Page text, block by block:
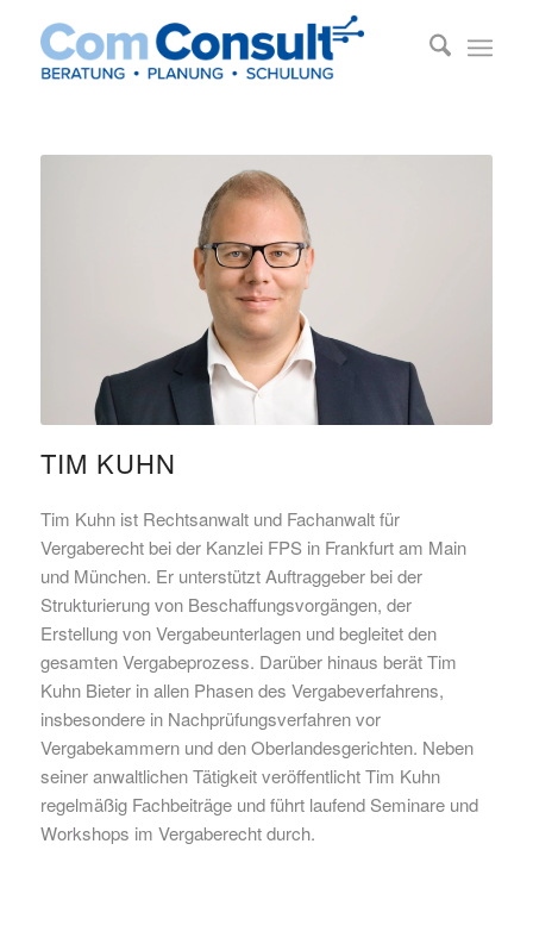
TIM KUHN
Tim Kuhn ist Rechtsanwalt und Fachanwalt für
Vergaberecht bei der Kanzlei FPS in Frankfurt am Main
und München. Er unterstützt Auftraggeber bei der
Strukturierung von Beschaffungsvorgängen, der
Erstellung von Vergabeunterlagen und begleitet den
gesamten Vergabeprozess. Darüber hinaus berät Tim
Kuhn Bieter in allen Phasen des Vergabeverfahrens,
insbesondere in Nachprüfungsverfahren vor
Vergabekammern und den Oberlandesgerichten. Neben
seiner anwaltlichen Tätigkeit veröffentlicht Tim Kuhn
regelmäßig Fachbeiträge und führt laufend Seminare und
Workshops im Vergaberecht durch.